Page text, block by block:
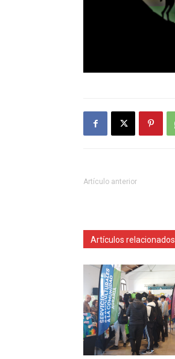
Artículo anterior
Artículos relacionados